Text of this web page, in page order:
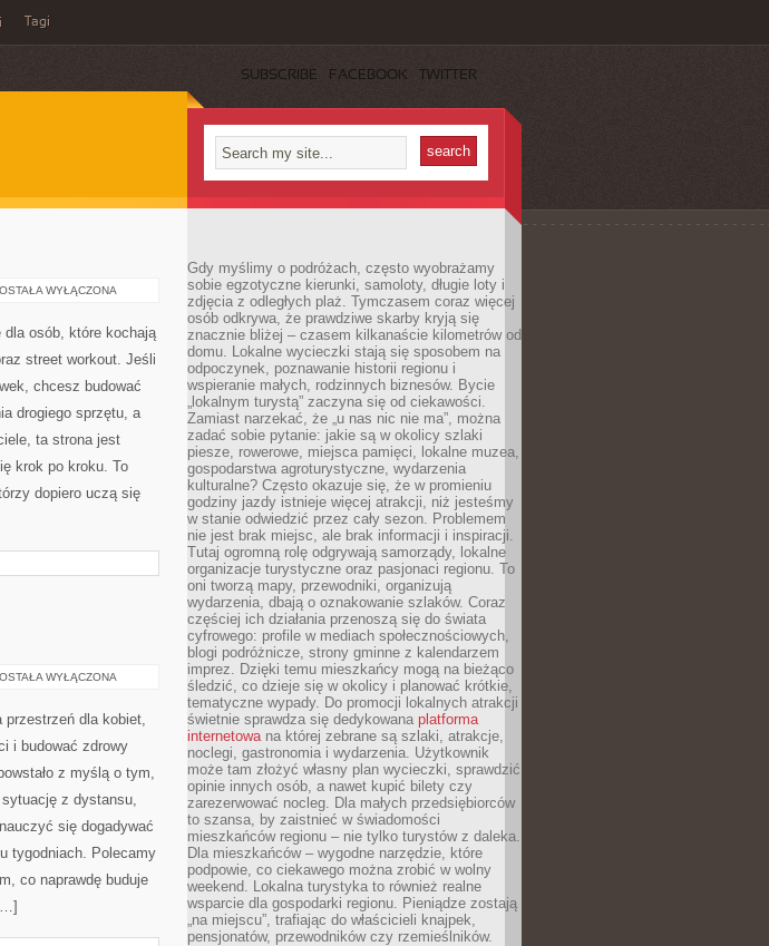
Tagi
SUBSCRIBE FACEBOOK TWITTER
WYŁĄCZONA
dla osób, które kochają
street workout. Jeśli
chcesz budować
drogiego sprzętu, a
ta strona jest
krok po kroku. To
dopiero uczą się
WYŁĄCZONA
dla kobiet,
i budować zdrowy
z myślą o tym,
sytuację z dystansu,
się dogadywać
tygodniach. Polecamy
co naprawdę buduje
Gdy myślimy o podróżach, często wyobrażamy
sobie egzotyczne kierunki, samoloty, długie loty i
zdjęcia z odległych plaż. Tymczasem coraz więcej
osób odkrywa, że prawdziwe skarby kryją się
znacznie bliżej – czasem kilkanaście kilometrów od
domu. Lokalne wycieczki stają się sposobem na
odpoczynek, poznawanie historii regionu i
wspieranie małych, rodzinnych biznesów. Bycie
„lokalnym turystą” zaczyna się od ciekawości.
Zamiast narzekać, że „u nas nic nie ma”, można
zadać sobie pytanie: jakie są w okolicy szlaki
piesze, rowerowe, miejsca pamięci, lokalne muzea,
gospodarstwa agroturystyczne, wydarzenia
kulturalne? Często okazuje się, że w promieniu
godziny jazdy istnieje więcej atrakcji, niż jesteśmy
w stanie odwiedzić przez cały sezon. Problemem
nie jest brak miejsc, ale brak informacji i inspiracji.
Tutaj ogromną rolę odgrywają samorządy, lokalne
organizacje turystyczne oraz pasjonaci regionu. To
oni tworzą mapy, przewodniki, organizują
wydarzenia, dbają o oznakowanie szlaków. Coraz
częściej ich działania przenoszą się do świata
cyfrowego: profile w mediach społecznościowych,
blogi podróżnicze, strony gminne z kalendarzem
imprez. Dzięki temu mieszkańcy mogą na bieżąco
śledzić, co dzieje się w okolicy i planować krótkie,
tematyczne wypady. Do promocji lokalnych atrakcji
świetnie sprawdza się dedykowana platforma
internetowana której zebrane są szlaki, atrakcje,
noclegi, gastronomia i wydarzenia. Użytkownik
może tam złożyć własny plan wycieczki, sprawdzić
opinie innych osób, a nawet kupić bilety czy
zarezerwować nocleg. Dla małych przedsiębiorców
to szansa, by zaistnieć w świadomości
mieszkańców regionu – nie tylko turystów z daleka.
Dla mieszkańców – wygodne narzędzie, które
podpowie, co ciekawego można zrobić w wolny
weekend. Lokalna turystyka to również realne
wsparcie dla gospodarki regionu. Pieniądze zostają
„na miejscu”, trafiając do właścicieli knajpek,
pensjonatów, przewodników czy rzemieślników.